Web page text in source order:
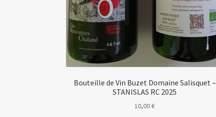
Bouteille de Vin Buzet Domaine Salisquet –
STANISLAS RC 2025
10,00€